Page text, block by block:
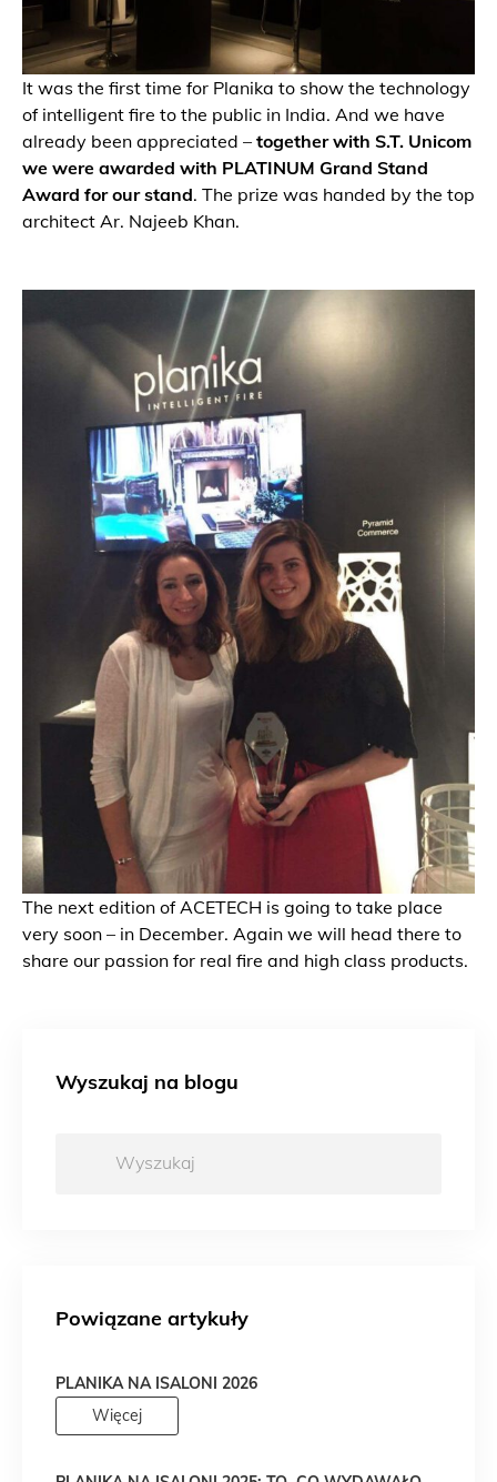
It was the first time for Planika to show the technology
of intelligent fire to the public in India. And we have
already been appreciated – together with S.T. Unicom
we were awarded with PLATINUM Grand Stand
Award for our stand. The prize was handed by the top
architect Ar. Najeeb Khan.
The next edition of ACETECH is going to take place
very soon – in December. Again we will head there to
share our passion for real fire and high class products.
Wyszukaj na blogu
Powiązane artykuły
PLANIKA NA ISALONI 2026
Więcej